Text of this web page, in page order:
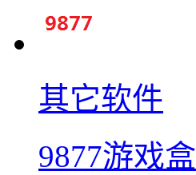
其它软件
9877游戏盒